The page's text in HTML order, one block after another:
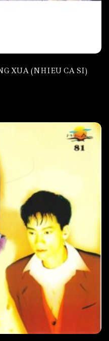
XUA (NHIEU CA SI)